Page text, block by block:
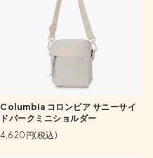
Columbia コロンビア サニーサイ
ドパークミニショルダー
4,620円(税込)